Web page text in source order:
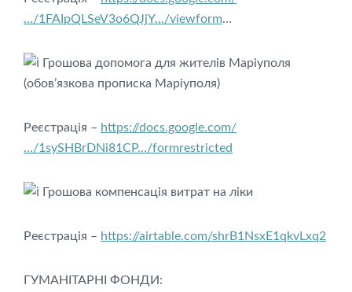
…/1FAIpQLSeV3o6QJjY…/viewform…
Грошова допомога для жителів Маріуполя
(обов’язкова прописка Маріуполя)
Реєстрація – https://docs.google.com/
…/1sySHBrDNi81CP…/formrestricted
Грошова компенсація витрат на ліки
Реєстрація – https://airtable.com/shrB1NsxE1qkvLxq2
ГУМАНІТАРНІ ФОНДИ: